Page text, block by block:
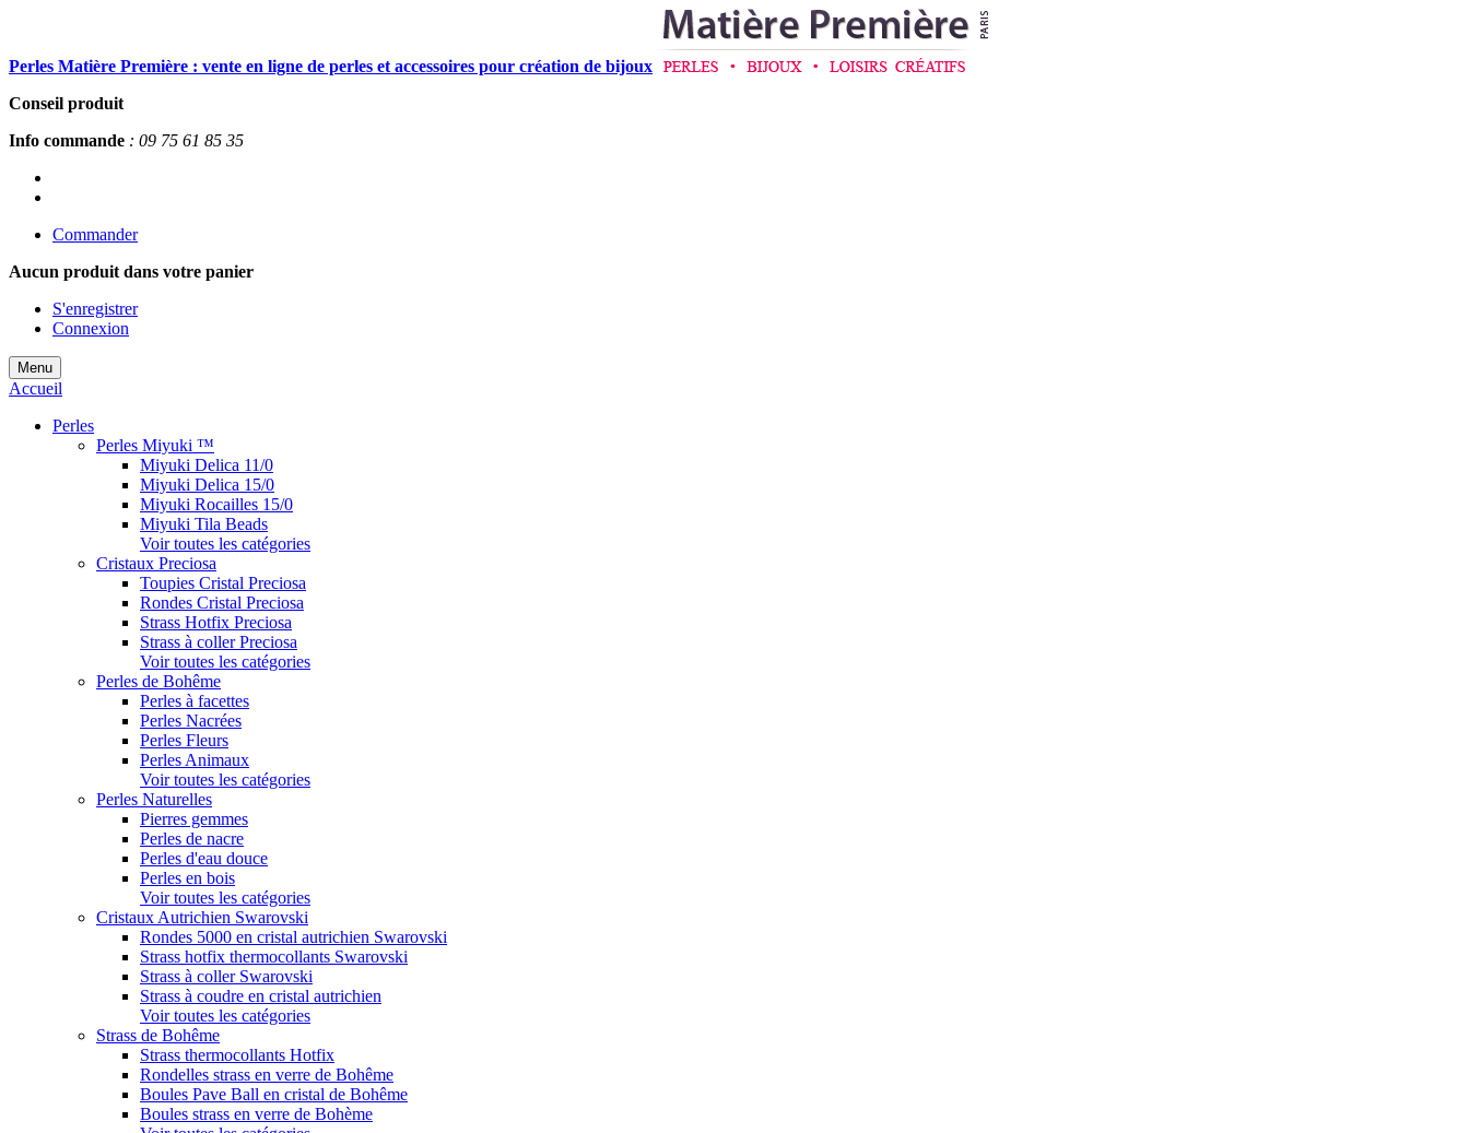
Perles Matière Première : vente en ligne de perles et accessoires pour création de bijoux
Conseil produit
Info commande : 09 75 61 85 35
Commander
Aucun produit dans votre panier
S'enregistrer
Connexion
Menu
Accueil
Perles
Perles Miyuki ™
Miyuki Delica 11/0
Miyuki Delica 15/0
Miyuki Rocailles 15/0
Miyuki Tila Beads
Voir toutes les catégories
Cristaux Preciosa
Toupies Cristal Preciosa
Rondes Cristal Preciosa
Strass Hotfix Preciosa
Strass à coller Preciosa
Voir toutes les catégories
Perles de Bohême
Perles à facettes
Perles Nacrées
Perles Fleurs
Perles Animaux
Voir toutes les catégories
Perles Naturelles
Pierres gemmes
Perles de nacre
Perles d'eau douce
Perles en bois
Voir toutes les catégories
Cristaux Autrichien Swarovski
Rondes 5000 en cristal autrichien Swarovski
Strass hotfix thermocollants Swarovski
Strass à coller Swarovski
Strass à coudre en cristal autrichien
Voir toutes les catégories
Strass de Bohême
Strass thermocollants Hotfix
Rondelles strass en verre de Bohême
Boules Pave Ball en cristal de Bohême
Boules strass en verre de Bohème